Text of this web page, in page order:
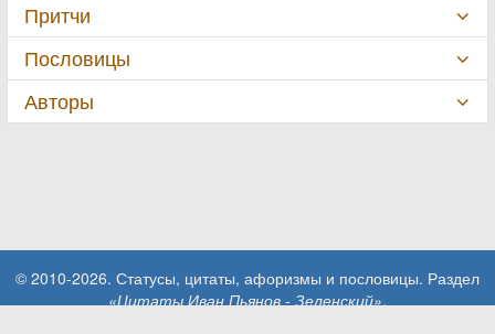
Притчи
Пословицы
Авторы
© 2010-2026. Статусы, цитаты, афоризмы и пословицы. Раздел
«Цитаты Иван Пьянов - Зеленский».